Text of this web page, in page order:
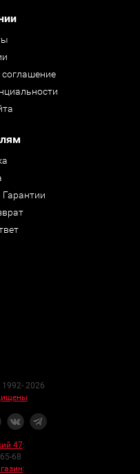
соглашение
2026
47:
68
: